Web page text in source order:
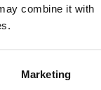
combine it with
Marketing
je